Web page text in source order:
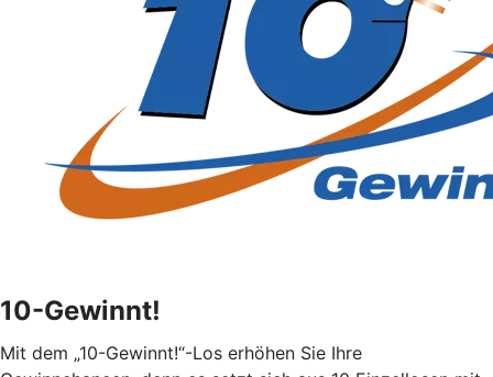
10-Gewinnt!
Mit dem „10-Gewinnt!“-Los erhöhen Sie Ihre